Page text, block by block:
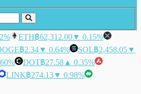
ETH฿62,312.00▼ 0.15%
฿2.34▼ 0.64% SOL฿2,458.05▼
DOT฿27.58 ▲ 0.35%
LINK฿274.13▼ 0.98%